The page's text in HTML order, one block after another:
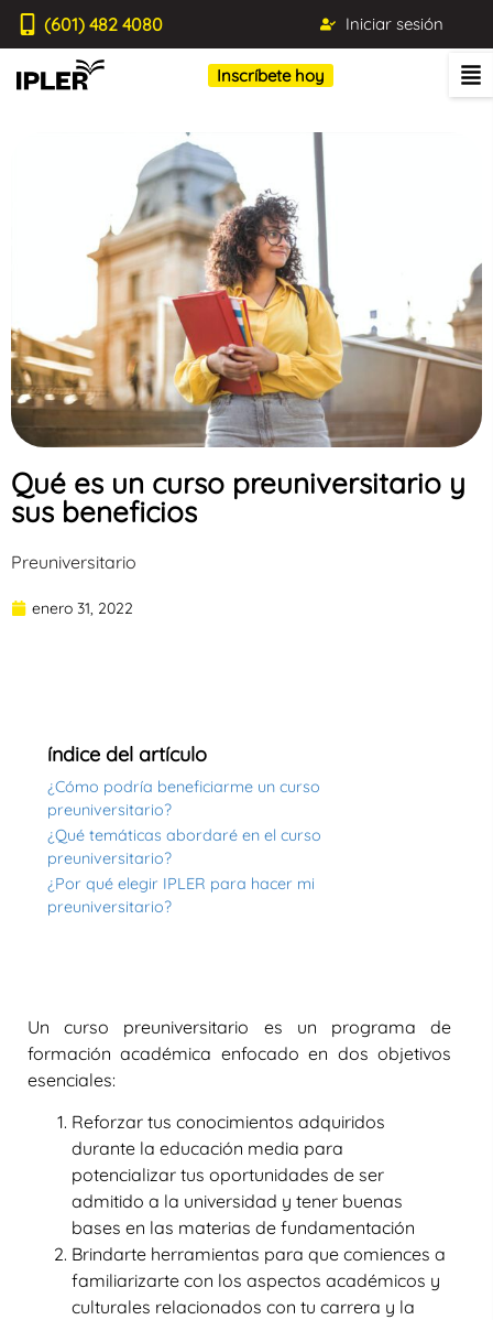
(601) 482 4080 Iniciar sesión
Inscríbete hoy
Qué es un curso preuniversitario y
sus beneficios
Preuniversitario
enero 31, 2022
índice del artículo
¿Cómo podría beneficiarme un curso
preuniversitario?
¿Qué temáticas abordaré en el curso
preuniversitario?
¿Por qué elegir IPLER para hacer mi
preuniversitario?
Un curso preuniversitario es un programa de
formación académica enfocado en dos objetivos
esenciales:
Reforzar tus conocimientos adquiridos
durante la educación media para
potencializar tus oportunidades de ser
admitido a la universidad y tener buenas
bases en las materias de fundamentación
Brindarte herramientas para que comiences a
familiarizarte con los aspectos académicos y
culturales relacionados con tu carrera y la